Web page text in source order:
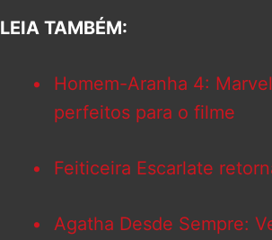
LEIA TAMBÉM:
Homem-Aranha 4:
perfeitos para o filme
Feiticeira Escarlate
Agatha Desde Sempre: